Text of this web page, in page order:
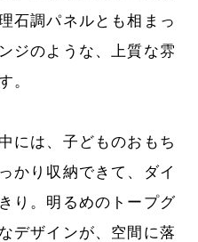
石調パネルとも相まっ
ジのような、上質な雰
。
には、子どものおもち
かり収納できて、ダイ
り。明るめのトープグ
デザインが、空間に落